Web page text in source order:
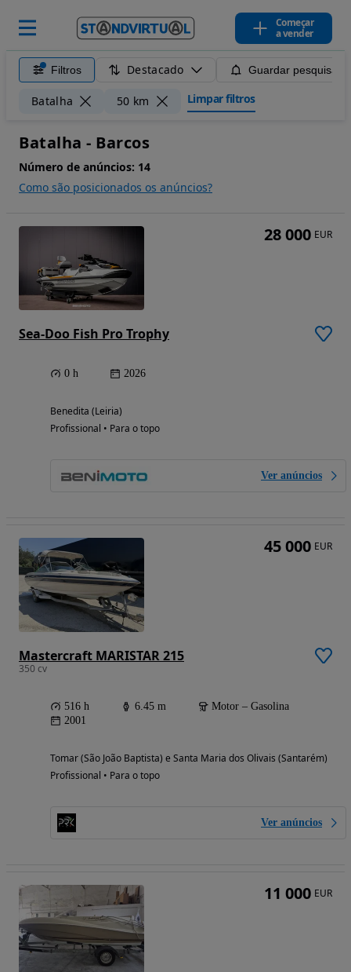
Começar
a vender
Filtros Destacado Guardar pesquisa
Batalha 50 km Limpar filtros
Batalha - Barcos
Número de anúncios: 14
Como são posicionados os anúncios?
Sea-Doo Fish Pro Trophy
0 h 2026
Benedita (Leiria)
Profissional • Para o topo
Ver anúncios
28 000 EUR
Mastercraft MARISTAR 215
350 cv
516 h 6.45 m
Motor – Gasolina
2001
Tomar (São João Baptista) e Santa Maria dos Olivais (Santarém)
Profissional • Para o topo
Ver anúncios
45 000 EUR
11 000 EUR